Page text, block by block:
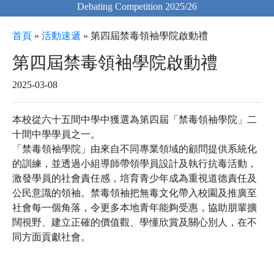
Debating Competition 2025/26
首頁 » 活動速遞 » 第四屆禁毒領袖學院啟動禮
第四屆禁毒領袖學院啟動禮
2025-03-08
本校從六十五間中學中獲選為第四屆「禁毒領袖學院」二
十間中學學員之一。
「禁毒領袖學院」由來自不同專業領域的顧問提供系統化
的訓練，並透過小組導師帶領學員設計及執行抗毒活動，
激發學員的社會責任感，培育青少年成為重視道德責任及
公民意識的領袖。禁毒領袖把無毒文化帶入校園及推廣至
社會每一個角落，令更多本地青年能夠受惠，協助朋輩擴
闊視野、建立正確的價值觀、學懂欣賞及關心別人，在不
同方面貢獻社會。